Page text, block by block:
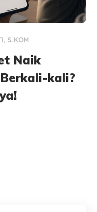
S.KOM
Naik
kali?